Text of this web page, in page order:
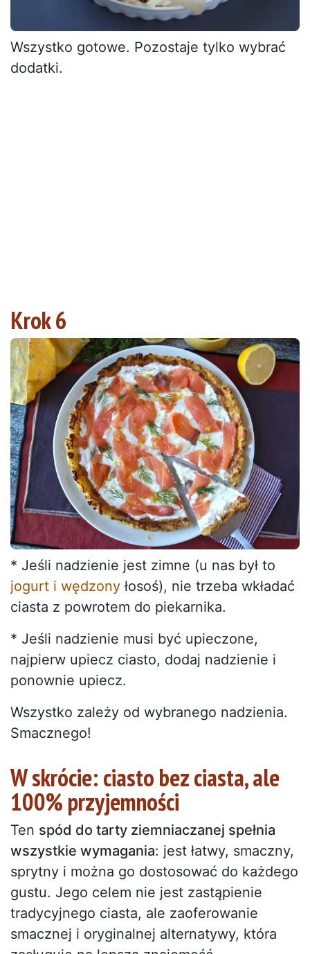
Wszystko gotowe. Pozostaje tylko wybrać
dodatki.
Krok 6
* Jeśli nadzienie jest zimne (u nas był to
jogurt i wędzony łosoś), nie trzeba wkładać
ciasta z powrotem do piekarnika.
* Jeśli nadzienie musi być upieczone,
najpierw upiecz ciasto, dodaj nadzienie i
ponownie upiecz.
Wszystko zależy od wybranego nadzienia.
Smacznego!
W skrócie: ciasto bez ciasta, ale
100% przyjemności
Ten spód do tarty ziemniaczanej spełnia
wszystkie wymagania: jest łatwy, smaczny,
sprytny i można go dostosować do każdego
gustu. Jego celem nie jest zastąpienie
tradycyjnego ciasta, ale zaoferowanie
smacznej i oryginalnej alternatywy, która